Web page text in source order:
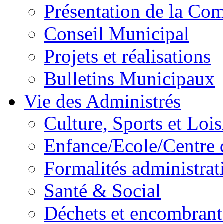
Présentation de la
Conseil Municipal
Projets et réalisations
Bulletins Municipaux
Vie des Administrés
Culture, Sports et
Enfance/Ecole/Centre
Formalités
Santé & Social
Déchets et